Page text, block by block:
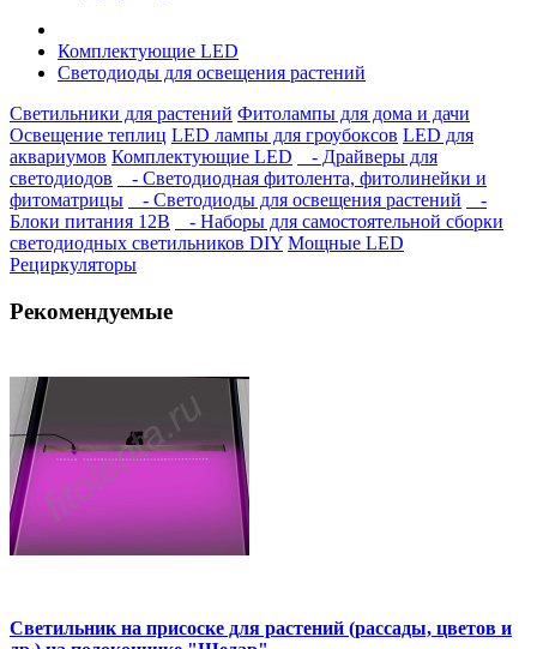
Комплектующие LED
Светодиоды для освещения растений
Светильники для растений Фитолампы для дома и дачи
Освещение теплиц LED лампы для гроубоксов LED для
аквариумов Комплектующие LED
- Драйверы для
светодиодов
- Светодиодная фитолента, фитолинейки и
фитоматрицы
- Светодиоды для освещения растений
-
Блоки питания 12В
- Наборы для самостоятельной сборки
светодиодных светильников DIY Мощные LED
Рециркуляторы
Рекомендуемые
Светильник на присоске для растений (рассады, цветов и